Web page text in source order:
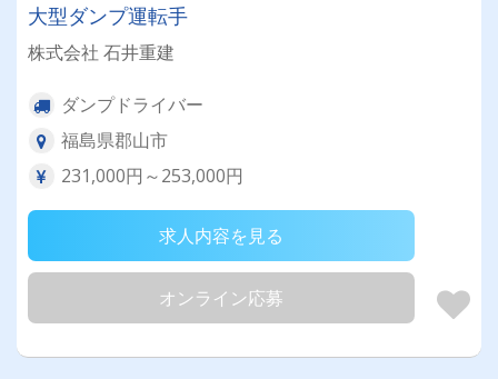
大型ダンプ運転手
株式会社 石井重建
ダンプドライバー
福島県郡山市
231,000円～253,000円
求人内容を見る
オンライン応募